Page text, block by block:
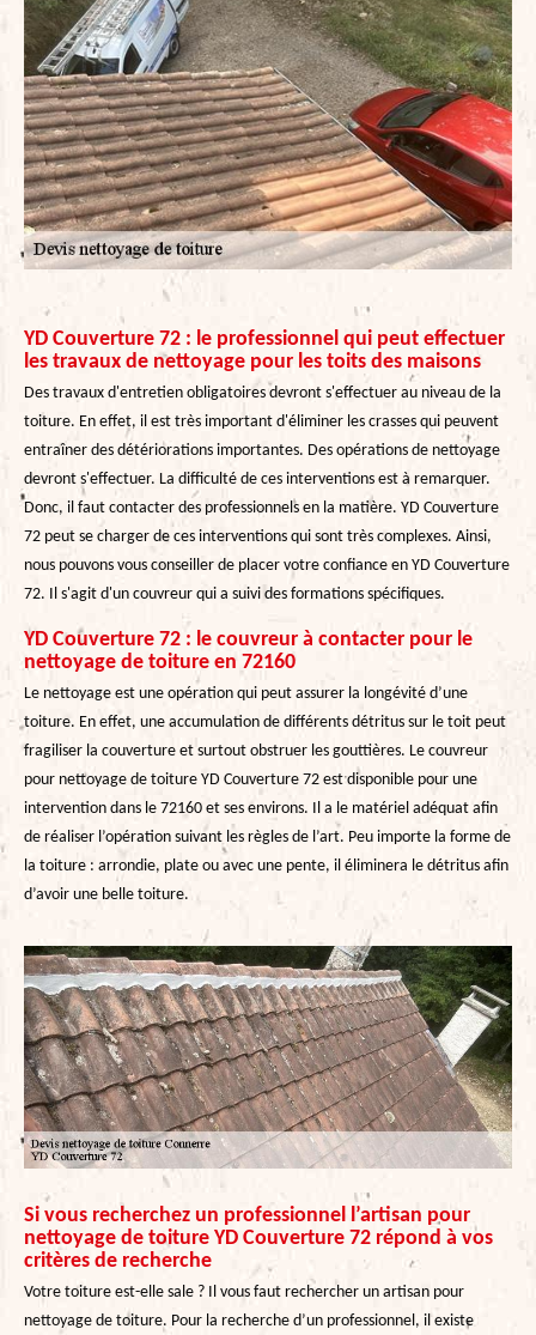
YD Couverture 72 : le professionnel qui peut effectuer
les travaux de nettoyage pour les toits des maisons
Des travaux d'entretien obligatoires devront s'effectuer au niveau de la
toiture. En effet, il est très important d'éliminer les crasses qui peuvent
entraîner des détériorations importantes. Des opérations de nettoyage
devront s'effectuer. La difficulté de ces interventions est à remarquer.
Donc, il faut contacter des professionnels en la matière. YD Couverture
72 peut se charger de ces interventions qui sont très complexes. Ainsi,
nous pouvons vous conseiller de placer votre confiance en YD Couverture
72. Il s'agit d'un couvreur qui a suivi des formations spécifiques.
YD Couverture 72 : le couvreur à contacter pour le
nettoyage de toiture en 72160
Le nettoyage est une opération qui peut assurer la longévité d’une
toiture. En effet, une accumulation de différents détritus sur le toit peut
fragiliser la couverture et surtout obstruer les gouttières. Le couvreur
pour nettoyage de toiture YD Couverture 72 est disponible pour une
intervention dans le 72160 et ses environs. Il a le matériel adéquat afin
de réaliser l’opération suivant les règles de l’art. Peu importe la forme de
la toiture : arrondie, plate ou avec une pente, il éliminera le détritus afin
d’avoir une belle toiture.
Si vous recherchez un professionnel l’artisan pour
nettoyage de toiture YD Couverture 72 répond à vos
critères de recherche
Votre toiture est-elle sale ? Il vous faut rechercher un artisan pour
nettoyage de toiture. Pour la recherche d’un professionnel, il existe